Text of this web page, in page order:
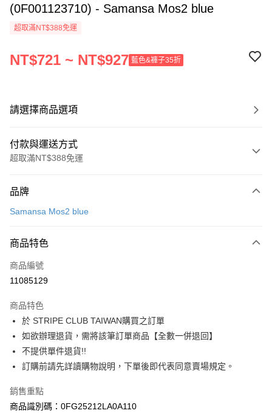
(0F001123710) - Samansa Mos2 blue
超取滿NT$388免運
NT$721 ~ NT$927 藍色&褲子35折
請選擇商品選項
付款與運送方式
超取滿NT$388免運
信用卡一次付款
3 期 0 利率 每期
合作金庫商業銀行
上海商業儲蓄銀行
臺灣中小企業銀行
匯豐（台灣）商業銀行
華泰商業銀行
聯邦商業銀行
遠東國際商業銀行
元大商業銀行
玉山商業銀行
星展（台灣）商業銀行
台灣樂天信用卡公司
超商取貨付款
LINE Pay
Apple Pay
街口支付
悠遊付
大哥付你分期
相關說明
品牌
Samansa Mos2 blue
商品特色
商品編號
11085129
商品特色
於 STRIPE CLUB TAIWAN購買之訂單
如欲辦理退貨，需將該筆訂單商品【全數一併退回】
不提供單件退貨!!
訂購前請先詳讀購物說明，下單後即代表同意賣場規定。
銷售重點
商品識別碼：0FG25212LA0A110